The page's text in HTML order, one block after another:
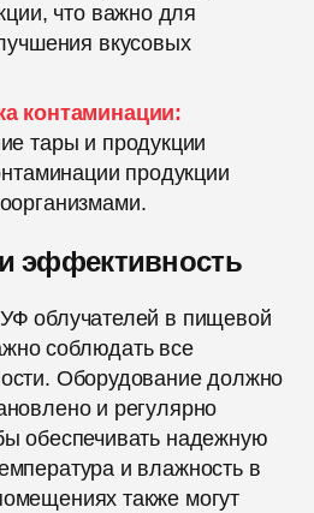
что важно для
вкусовых
контаминации:
тары и продукции
продукции
эффективность
облучателей в пищевой
соблюдать все
Оборудование должно
и регулярно
обеспечивать надежную
и влажность в
также могут